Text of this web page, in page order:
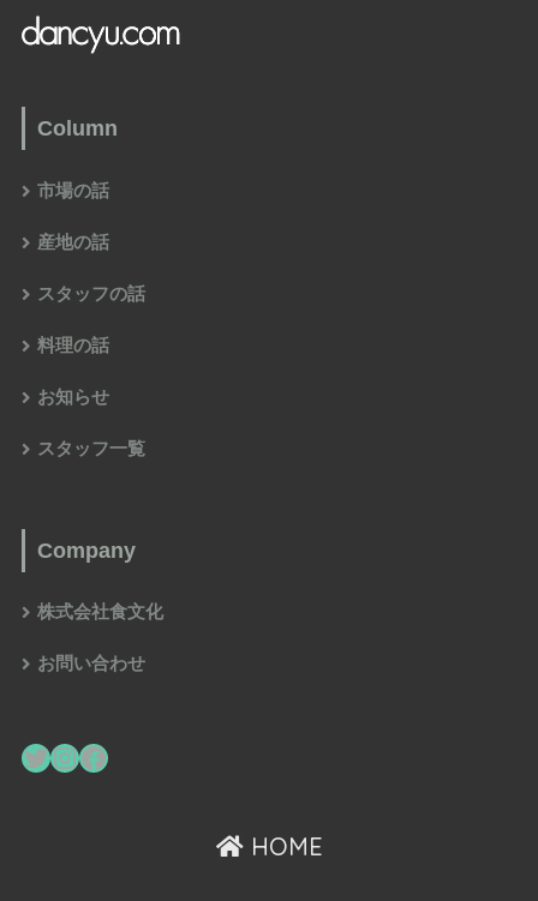
Column
市場の話
産地の話
スタッフの話
料理の話
お知らせ
スタッフ一覧
Company
株式会社食文化
お問い合わせ
HOME